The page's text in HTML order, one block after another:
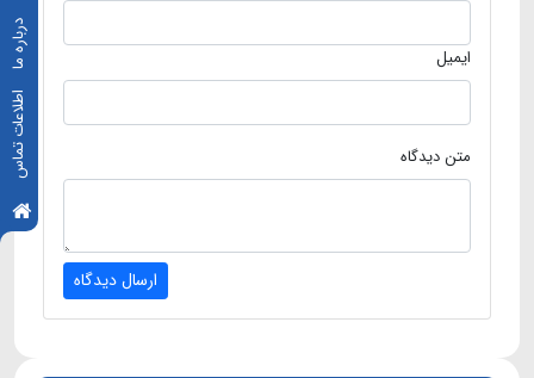
درباره ما
اطلاعات تماس
ایمیل
متن دیدگاه
ارسال دیدگاه